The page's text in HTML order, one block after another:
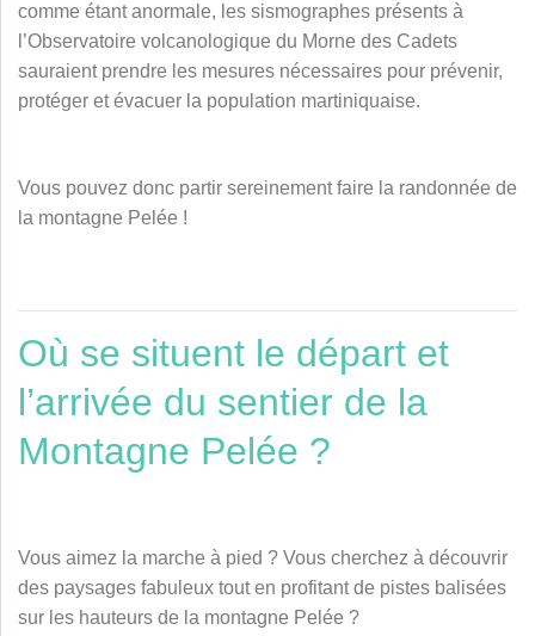
comme étant anormale, les sismographes présents à
l’Observatoire volcanologique du Morne des Cadets
sauraient prendre les mesures nécessaires pour prévenir,
protéger et évacuer la population martiniquaise.
Vous pouvez donc partir sereinement faire la randonnée de
la montagne Pelée !
Où se situent le départ et
l’arrivée du sentier de la
Montagne Pelée ?
Vous aimez la marche à pied ? Vous cherchez à découvrir
des paysages fabuleux tout en profitant de pistes balisées
sur les hauteurs de la montagne Pelée ?